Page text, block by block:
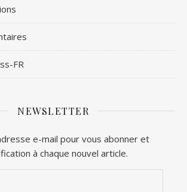
FR
NEWSLETTER
e-mail pour vous abonner et
à chaque nouvel article.